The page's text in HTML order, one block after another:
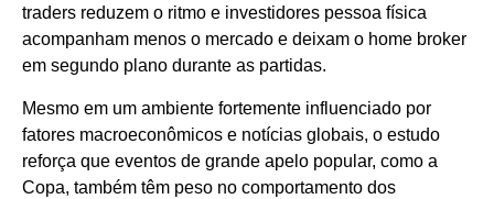
traders reduzem o ritmo e investidores pessoa física
acompanham menos o mercado e deixam o home broker
em segundo plano durante as partidas.
Mesmo em um ambiente fortemente influenciado por
fatores macroeconômicos e notícias globais, o estudo
reforça que eventos de grande apelo popular, como a
Copa, também têm peso no comportamento dos